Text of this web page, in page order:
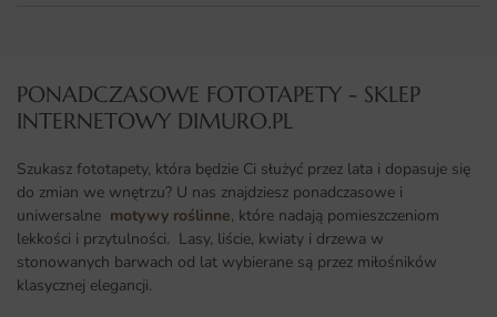
PONADCZASOWE FOTOTAPETY - SKLEP
INTERNETOWY DIMURO.PL​
Szukasz fototapety, która będzie Ci służyć przez lata i dopasuje się
do zmian we wnętrzu? U nas znajdziesz ponadczasowe i
uniwersalne motywy roślinne, które nadają pomieszczeniom
lekkości i przytulności. Lasy, liście, kwiaty i drzewa w
stonowanych barwach od lat wybierane są przez miłośników
klasycznej elegancji.